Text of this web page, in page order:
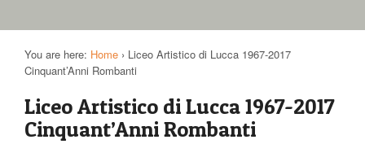
You are here: Home › Liceo Artistico di Lucca 1967-2017
Cinquant’Anni Rombanti
Liceo Artistico di Lucca 1967-2017
Cinquant’Anni Rombanti